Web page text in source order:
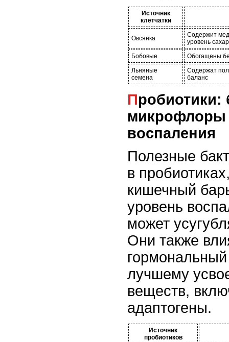
Источник
клетчатки
Овсянка
Содержит
уровень
Бобовые
Обогащены
Льняные
семена
Содержат
баланс
Пробиотики: баланс
микрофлоры
воспаления
Полезные
в
кишечный
уровень
может
Они также
лучшему
веществ,
адаптогены.
Источник
пробиотиков